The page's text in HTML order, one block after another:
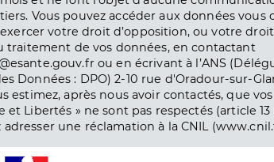
Vous pouvez accéder aux données vous
votre droit d’opposition, ou votre
traitement de vos données, en contactant
ou en écrivant à l’ANS
Données : DPO) 2-10 rue d'Oradour-sur-
estimez, après nous avoir contactés, que
et Libertés » ne sont pas respectés (article 13
adresser une réclamation à la CNIL